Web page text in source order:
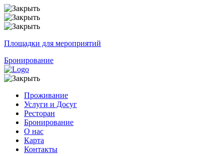
Площадки для мероприятий
Бронирование
Проживание
Услуги и Досуг
Ресторан
Бронирование
О нас
Карта
Контакты